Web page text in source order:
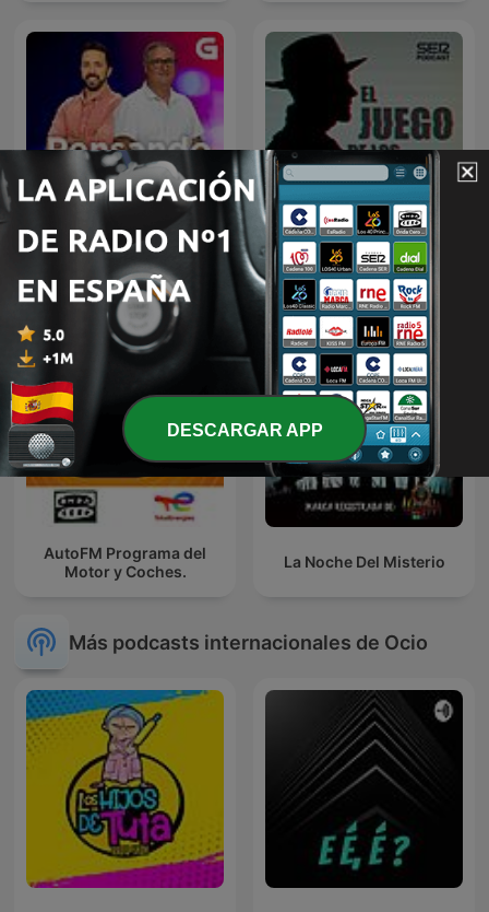
Todos os podcast |
Pensando en ti
El juego de los detectives
AutoFM Programa del
Motor y Coches.
La Noche Del Misterio
Más podcasts internacionales de Ocio
DESCARGAR APP